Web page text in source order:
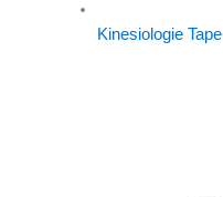
Kinesiologie Tape